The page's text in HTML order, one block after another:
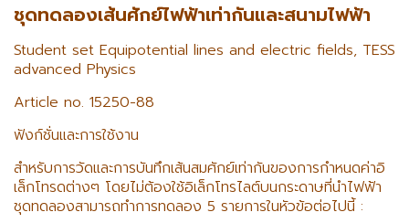
ชุดทดลองเส้นศักย์ไฟฟ้าเท่ากันและสนามไฟฟ้า
Student set Equipotential lines and electric fields, TESS
advanced Physics
Article no. 15250-88
ฟังก์ชั่นและการใช้งาน
สำหรับการวัดและการบันทึกเส้นสมศักย์เท่ากันของการกำหนดค่าอิ
เล็กโทรดต่างๆ โดยไม่ต้องใช้อิเล็กโทรไลต์บนกระดาษที่นำไฟฟ้า
ชุดทดลองสามารถทำการทดลอง 5 รายการในหัวข้อต่อไปนี้ :